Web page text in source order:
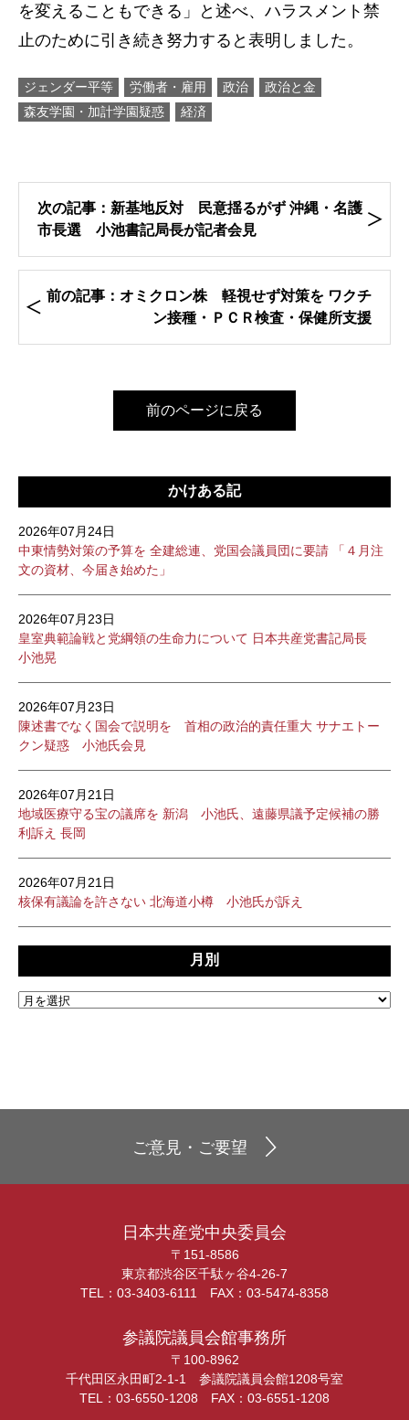
を変えることもできる」と述べ、ハラスメント禁
止のために引き続き努力すると表明しました。
ジェンダー平等 労働者・雇用 政治
政治と金
森友学園・加計学園疑惑
経済
次の記事：新基地反対 民意揺るがず 沖縄・名護
市長選 小池書記局長が記者会見
前の記事：オミクロン株 軽視せず対策を ワクチ
ン接種・ＰＣＲ検査・保健所支援
前のページに戻る
かけある記
2026年07月24日
中東情勢対策の予算を 全建総連、党国会議員団に要請 「４月注
文の資材、今届き始めた」
2026年07月23日
皇室典範論戦と党綱領の生命力について 日本共産党書記局長
小池晃
2026年07月23日
陳述書でなく国会で説明を 首相の政治的責任重大 サナエトー
クン疑惑 小池氏会見
2026年07月21日
地域医療守る宝の議席を 新潟 小池氏、遠藤県議予定候補の勝
利訴え 長岡
2026年07月21日
核保有議論を許さない 北海道小樽 小池氏が訴え
月別
ご意見・ご要望
日本共産党中央委員会
〒151-8586
東京都渋谷区千駄ヶ谷4-26-7
TEL：03-3403-6111 FAX：03-5474-8358
参議院議員会館事務所
〒100-8962
千代田区永田町2-1-1 参議院議員会館1208号室
TEL：03-6550-1208 FAX：03-6551-1208